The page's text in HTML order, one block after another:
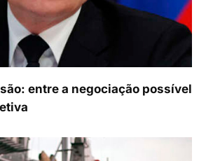
entre a negociação possível